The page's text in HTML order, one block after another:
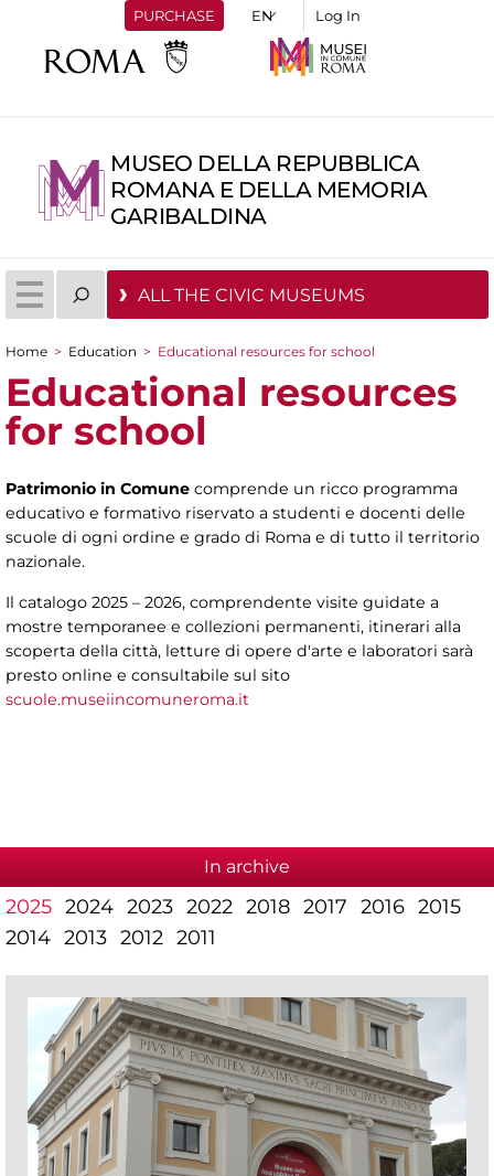
PURCHASE Log In
MUSEO DELLA REPUBBLICA
ROMANA E DELLA MEMORIA
GARIBALDINA
ALL THE CIVIC MUSEUMS
You are here
Home > Education > Educational resources for school
Educational resources
for school
Patrimonio in Comune comprende un ricco programma
educativo e formativo riservato a studenti e docenti delle
scuole di ogni ordine e grado di Roma e di tutto il territorio
nazionale.
Il catalogo 2025 – 2026, comprendente visite guidate a
mostre temporanee e collezioni permanenti, itinerari alla
scoperta della città, letture di opere d'arte e laboratori sarà
presto online e consultabile sul sito
scuole.museiincomuneroma.it
In archive
2025 2024 2023 2022 2018 2017 2016 2015
2014 2013 2012 2011